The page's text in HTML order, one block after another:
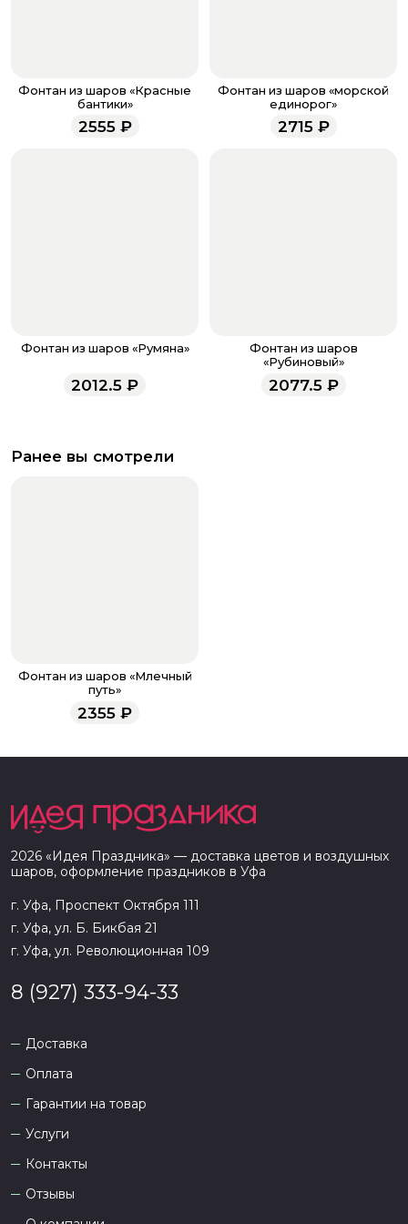
звоните по номеру телефона
напишите WhatsApp
+7 937 333-66-53. Наши
менеджеры работают ежедневно с 9.00 до 23.00 и
всегда рады проконсультировать вас.
Фонтан из шаров «Красные
бантики»
2555₽
Фонтан из шаров «морской
единорог»
2715₽
Фонтан из шаров «Румяна»
2012.5 ₽
Фонтан из шаров
«Рубиновый»
2077.5₽
Ранее вы смотрели
Фонтан из шаров «Млечный
путь»
2355 ₽
2026 «Идея Праздника» — доставка цветов и воздушных
шаров, оформление праздников в Уфа
г. Уфа, Проспект Октября 111
г. Уфа, ул. Б. Бикбая 21
г. Уфа, ул. Революционная 109
8 (927) 333-94-33
Доставка
Оплата
Гарантии на товар
Услуги
Контакты
Отзывы